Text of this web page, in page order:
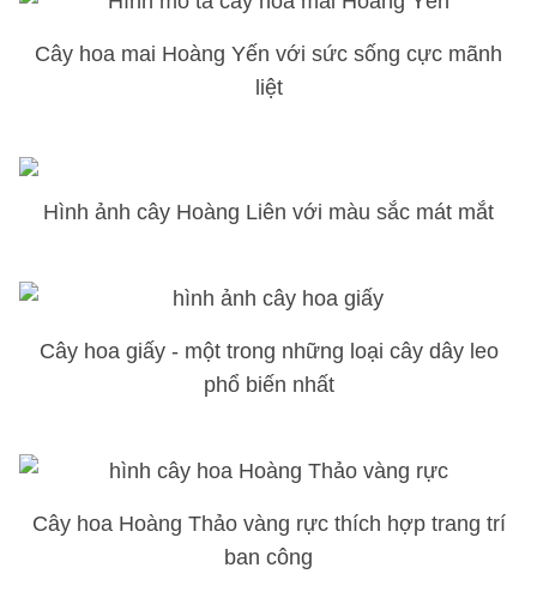
Cây hoa mai Hoàng Yến với sức sống cực mãnh
liệt
Hình ảnh cây Hoàng Liên với màu sắc mát mắt
Cây hoa giấy - một trong những loại cây dây leo
phổ biến nhất
Cây hoa Hoàng Thảo vàng rực thích hợp trang trí
ban công